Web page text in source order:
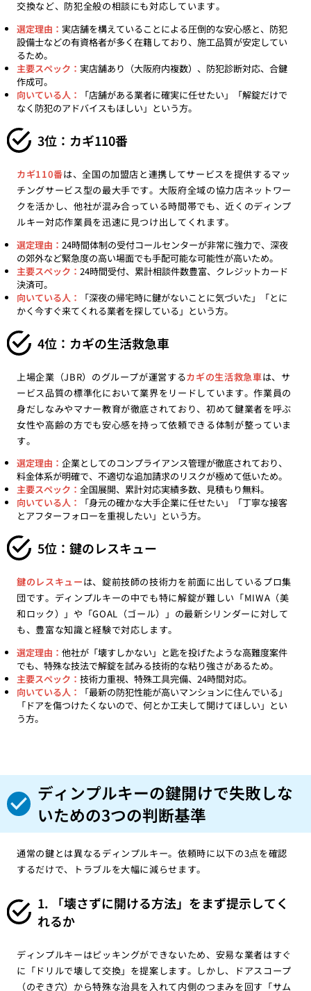
交換など、防犯全般の相談にも対応しています。
選定理由： 実店舗を構えていることによる圧倒的な安心感と、防犯
設備士などの有資格者が多く在籍しており、施工品質が安定してい
るため。
主要スペック： 実店舗あり（大阪府内複数）、防犯診断対応、合鍵
作成可。
向いている人：
「店舗がある業者に確実に任せたい」「解錠だけで
なく防犯のアドバイスもほしい」という方。
3位：カギ110番
カギ110番は、全国の加盟店と連携してサービスを提供するマッ
チングサービス型の最大手です。大阪府全域の協力店ネットワー
クを活かし、他社が混み合っている時間帯でも、近くのディンプ
ルキー対応作業員を迅速に見つけ出してくれます。
選定理由： 24時間体制の受付コールセンターが非常に強力で、深夜
の郊外など緊急度の高い場面でも手配可能な可能性が高いため。
主要スペック： 24時間受付、累計相談件数豊富、クレジットカード
決済可。
向いている人：
「深夜の帰宅時に鍵がないことに気づいた」「とに
かく今すぐ来てくれる業者を探している」という方。
4位：カギの生活救急車
上場企業（JBR）のグループが運営するカギの生活救急車は、サ
ービス品質の標準化において業界をリードしています。作業員の
身だしなみやマナー教育が徹底されており、初めて鍵業者を呼ぶ
女性や高齢の方でも安心感を持って依頼できる体制が整っていま
す。
選定理由： 企業としてのコンプライアンス管理が徹底されており、
料金体系が明確で、不適切な追加請求のリスクが極めて低いため。
主要スペック： 全国展開、累計対応実績多数、見積もり無料。
向いている人：
「身元の確かな大手企業に任せたい」「丁寧な接客
とアフターフォローを重視したい」という方。
5位：鍵のレスキュー
鍵のレスキューは、錠前技師の技術力を前面に出しているプロ集
団です。ディンプルキーの中でも特に解錠が難しい「MIWA（美
和ロック）」や「GOAL（ゴール）」の最新シリンダーに対して
も、豊富な知識と経験で対応します。
選定理由： 他社が「壊すしかない」と匙を投げたような高難度案件
でも、特殊な技法で解錠を試みる技術的な粘り強さがあるため。
主要スペック： 技術力重視、特殊工具完備、24時間対応。
向いている人：
「最新の防犯性能が高いマンションに住んでいる」
「ドアを傷つけたくないので、何とか工夫して開けてほしい」とい
う方。
ディンプルキーの鍵開けで失敗しな
いための3つの判断基準
通常の鍵とは異なるディンプルキー。依頼時に以下の3点を確認
するだけで、トラブルを大幅に減らせます。
1. 「壊さずに開ける方法」をまず提示してく
れるか
ディンプルキーはピッキングができないため、安易な業者はすぐ
に「ドリルで壊して交換」を提案します。しかし、ドアスコープ
（のぞき穴）から特殊な治具を入れて内側のつまみを回す「サム